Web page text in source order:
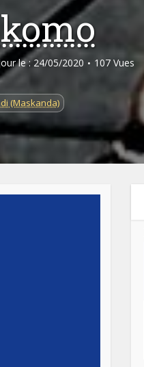
le : 24/05/2020 107 Vues
(Maskanda)